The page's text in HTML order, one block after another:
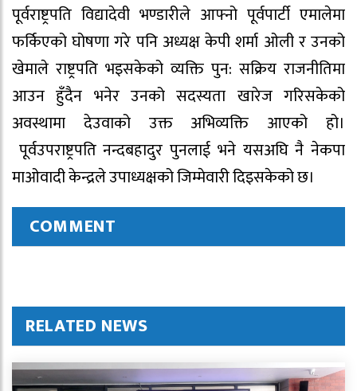
पूर्वराष्ट्रपति विद्यादेवी भण्डारीले आफ्नो पूर्वपार्टी एमालेमा
फर्किएको घोषणा गरे पनि अध्यक्ष केपी शर्मा ओली र उनको
खेमाले राष्ट्रपति भइसकेको व्यक्ति पुन: सक्रिय राजनीतिमा
आउन हुँदैन भनेर उनको सदस्यता खारेज गरिसकेको
अवस्थामा देउवाको उक्त अभिव्यक्ति आएको हो।
पूर्वउपराष्ट्रपति नन्दबहादुर पुनलाई भने यसअघि नै नेकपा
माओवादी केन्द्रले उपाध्यक्षको जिम्मेवारी दिइसकेको छ।
COMMENT
RELATED NEWS